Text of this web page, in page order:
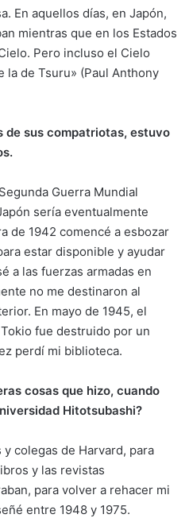
En aquellos días, en Japón,
mientras que en los Estados
Pero incluso el Cielo
la de Tsuru» (Paul Anthony
de sus compatriotas, estuvo
Guerra Mundial
sería eventualmente
de 1942 comencé a esbozar
estar disponible y ayudar
a las fuerzas armadas en
no me destinaron al
En mayo de 1945, el
fue destruido por un
perdí mi biblioteca.
cosas que hizo, cuando
Hitotsubashi?
colegas de Harvard, para
y las revistas
para volver a rehacer mi
entre 1948 y 1975.